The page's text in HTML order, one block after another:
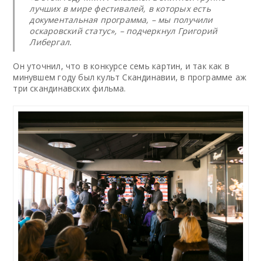
лучших в мире фестивалей, в которых есть
документальная программа, – мы получили
оскаровский статус», – подчеркнул Григорий
Либергал.
Он уточнил, что в конкурсе семь картин, и так как в
минувшем году был культ Скандинавии, в программе аж
три скандинавских фильма.